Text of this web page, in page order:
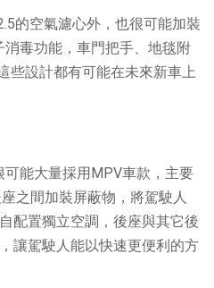
的空氣濾心外，也很可能加裝
毒功能，車門把手、地毯附
些設計都有可能在未來新車上
能大量採用MPV車款，主要
之間加裝屏蔽物，將駕駛人
配置獨立空調，後座與其它後
讓駕駛人能以快速更便利的方